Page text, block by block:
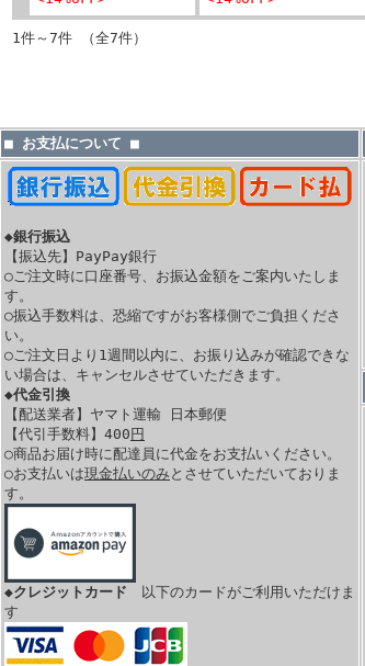
1件～7件 （全7件）
■ お支払について ■
◆銀行振込
【振込先】PayPay銀行
○ご注文時に口座番号、お振込金額をご案内いたしま
す。
○振込手数料は、恐縮ですがお客様側でご負担くださ
い。
○ご注文日より1週間以内に、お振り込みが確認できな
い場合は、キャンセルさせていただきます。
◆代金引換
【配送業者】ヤマト運輸 日本郵便
【代引手数料】400 円
○商品お届け時に配達員に代金をお支払いください。
○お支払いは現金払いのみとさせていただいておりま
す。
◆クレジットカード
以下のカードがご利用いただけま
す